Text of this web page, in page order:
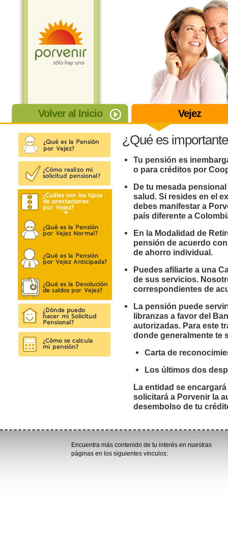
Volver al Inicio Vejez
¿Qué es
Tu pensión es
o para créditos por
De tu mesada
salud. Si resides en el
debes manifestar a
país diferente a
En la Modalidad de
pensión de acuerdo
de ahorro individual.
Puedes afiliarte a una
de sus servicios.
correspondientes de
La pensión puede
libranzas a favor del
autorizadas. Para este
donde generalmente te
Carta de
Los últimos dos
La entidad se
solicitará a Porvenir la
desembolso de tu
Encuentra más contenido de tu interés en nuestras
páginas en los siguientes vínculos: